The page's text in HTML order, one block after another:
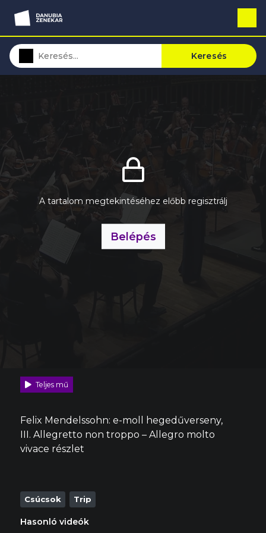
Keresés
A tartalom megtekintéséhez előbb regisztrálj
Belépés
Teljes mű
Felix Mendelssohn: e-moll hegedűverseny,
III. Allegretto non troppo – Allegro molto
vivace részlet
Csúcsok Trip
Hasonló videók